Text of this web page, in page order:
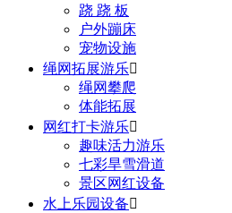
跷 跷 板
户外蹦床
宠物设施
绳网拓展游乐
绳网攀爬
体能拓展
网红打卡游乐
趣味活力游乐
七彩旱雪滑道
景区网红设备
水上乐园设备